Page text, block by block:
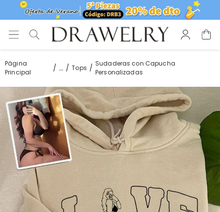
Página
Principal
... Tops
Sudaderas con Capucha
Personalizadas